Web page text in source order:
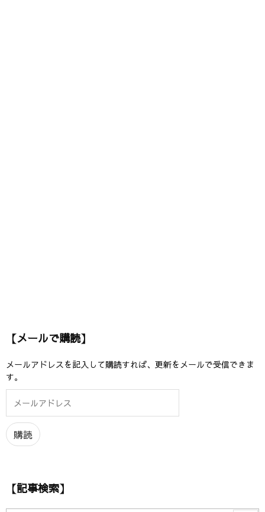
【メールで購読】
メールアドレスを記入して購読すれば、更新をメールで受信できま
す。
ル
ア
ド
購読
【記事検索】